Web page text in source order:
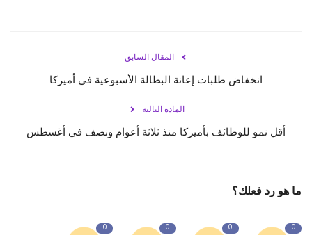
المقال السابق
انخفاض طلبات إعانة البطالة الأسبوعية في أميركا
المادة التالية
أقل نمو للوظائف بأميركا منذ ثلاثة أعوام ونصف في أغسطس
ما هو رد فعلك؟
0
0
0
0